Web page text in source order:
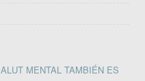
MENTAL TAMBIÉN ES